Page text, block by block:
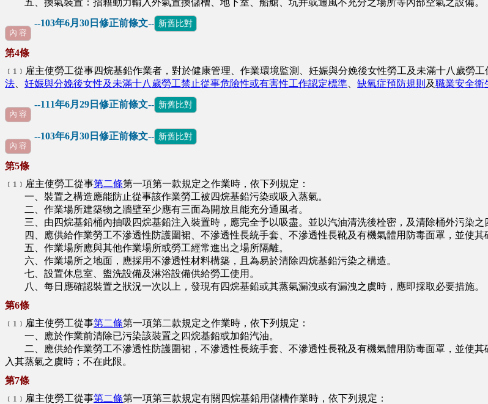
五、換氣裝置：指藉動力輸入外氣置換儲槽、地下室、船艙、坑井或通風不充分之場所等內部空氣之設備。
--103年6月30日修正前條文-- 新舊比對
內 容
第4條
﹝1﹞ 雇主使勞工從事四烷基鉛作業者，對於健康管理、作業環境監測、妊娠與分娩後女性勞工及未滿十八歲勞
法
妊娠與分娩後女性及未滿十八歲勞工禁止從事危險性或有害性工作認定標準 缺氧症預防規則 及職業安全衛
--111年6月29日修正前條文-- 新舊比對
內 容
--103年6月30日修正前條文-- 新舊比對
內 容
第5條
﹝1﹞ 雇主使勞工從事第二條第一項第一款規定之作業時，依下列規定：
一、裝置之構造應能防止從事該作業勞工被四烷基鉛污染或吸入蒸氣。
二、作業場所建築物之牆壁至少應有三面為開放且能充分通風者。
三、由四烷基鉛桶內抽吸四烷基鉛注入裝置時，應完全予以吸盡。並以汽油清洗後栓密，及清除桶外污染之
四、應供給作業勞工不滲透性防護圍裙、不滲透性長統手套、不滲透性長靴及有機氣體用防毒面罩，並使其
五、作業場所應與其他作業場所或勞工經常進出之場所隔離。
六、作業場所之地面，應採用不滲透性材料構築，且為易於清除四烷基鉛污染之構造。
七、設置休息室、盥洗設備及淋浴設備供給勞工使用。
八、每日應確認裝置之狀況一次以上，發現有四烷基鉛或其蒸氣漏洩或有漏洩之虞時，應即採取必要措施。
第6條
﹝1﹞ 雇主使勞工從事第二條第一項第二款規定之作業時，依下列規定：
一、應於作業前清除已污染該裝置之四烷基鉛或加鉛汽油。
二、應供給作業勞工不滲透性防護圍裙，不滲透性長統手套、不滲透性長靴及有機氣體用防毒面罩，並使其
入其蒸氣之虞時；不在此限。
第7條
﹝1﹞ 雇主使勞工從事第二條第一項第三款規定有關四烷基鉛用儲槽作業時，依下列規定：